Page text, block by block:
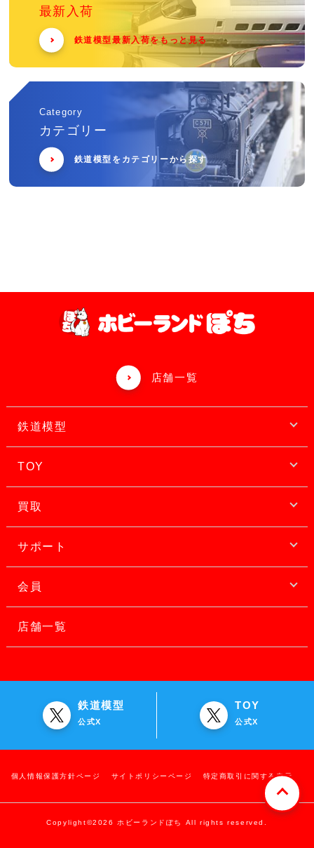
最新入荷
鉄道模型最新入荷をもっと見る
Category
カテゴリー
鉄道模型をカテゴリーから探す
店舗一覧
鉄道模型
TOY
買取
サポート
会員
店舗一覧
鉄道模型
公式X
TOY
公式X
個人情報保護方針ページ サイトポリシーページ 特定商取引に関する表示
Copylight©2026 ホビーランドぽち All rights reserved.